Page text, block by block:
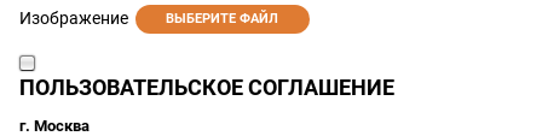
Изображение ВЫБЕРИТЕ ФАЙЛ
ПОЛЬЗОВАТЕЛЬСКОЕ СОГЛАШЕНИЕ
г. Москва